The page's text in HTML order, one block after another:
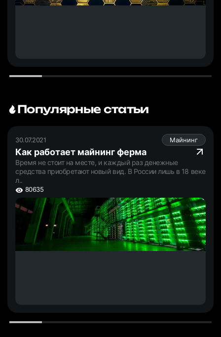
Популярные статьи
30.07.2021 Майнинг
Как работает майнинг ферма
Время не стоит на месте, и каждый раз денежные
средства приобретают новый вид. В России лишь в 18 веке
л..
80635